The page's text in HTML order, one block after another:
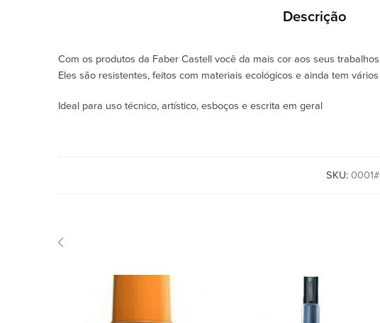
Descrição
Com os produtos da Faber Castell você da mais cor aos seus
Eles são resistentes, feitos com materiais ecológicos e ainda tem
Ideal para uso técnico, artístico, esboços e escrita em geral
SKU: